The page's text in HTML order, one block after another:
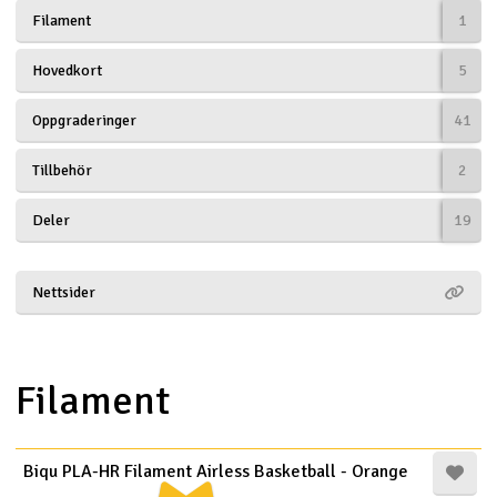
Båtar
Drönare
Drönare för FPV
Kamerautrustning
Motor & tillbehör
Filament 1
Hovedkort 5
Oppgraderinger 41
Tillbehör 2
Deler 19
Nettsider
Filament
Biqu PLA-HR Filament Airless Basketball - Orange